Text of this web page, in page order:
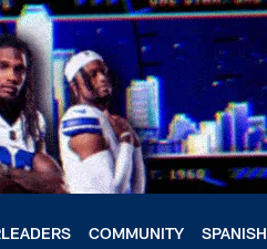
COMMUNITY SPANISH